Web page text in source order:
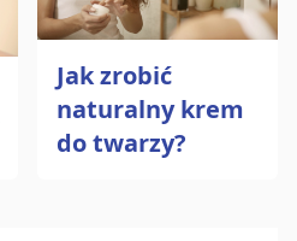
Jak zrobić
naturalny krem
do twarzy?